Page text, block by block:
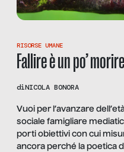
RISORSE UMANE
Fallire è un po’
diNICOLA BONORA
Vuoi per l’avanzare
sociale famigliare
porti obiettivi con cui
ancora perché la poetica